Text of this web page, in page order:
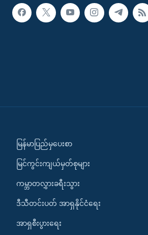
မြန်မာပြည်မှပေးစာ
မြင်ကွင်းကျယ်မှတ်စုများ
ကမ္ဘာတလွှားခရီးသွား
ဒီသီတင်းပတ် အာရှနိုင်ငံရေး
အာရှစီးပွားရေး